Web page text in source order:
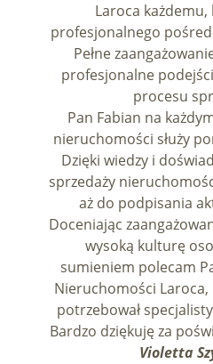
Laroca
profesjonalnego
Pełne
profesjonalne
procesu
Pan Fabian na
nieruchomości służy
Dzięki wiedzy i
sprzedaży
aż do podpisania
Doceniając
wysoką kulturę
sumieniem polecam
Nieruchomości
potrzebował
Bardzo dziękuję za
Violetta